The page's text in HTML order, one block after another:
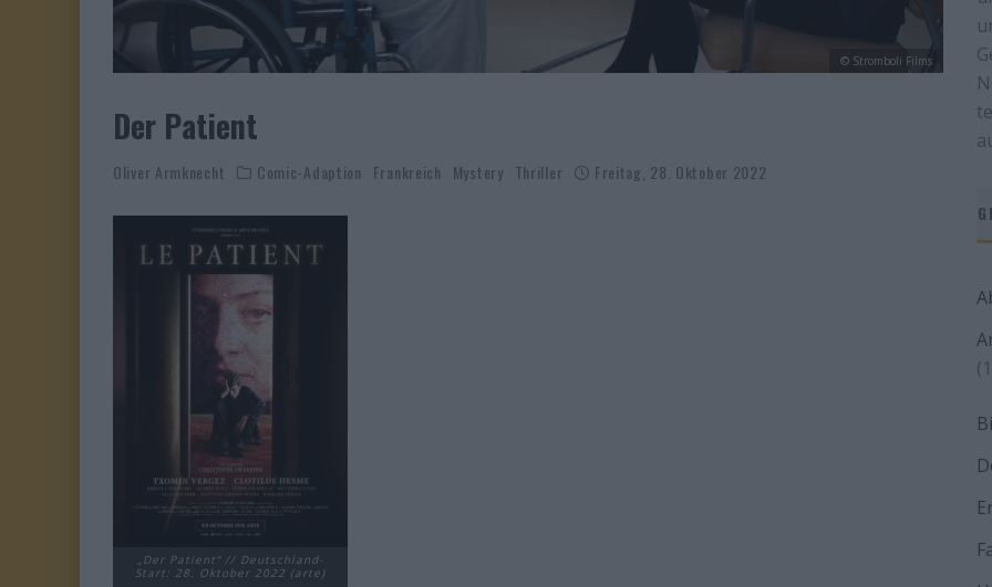
© Stromboli Films
Der Patient
Oliver Armknecht Comic-Adaption Frankreich Mystery Thriller Freitag, 28. Oktober 2022
„Der Patient“ // Deutschland-
Start: 28. Oktober 2022 (arte)